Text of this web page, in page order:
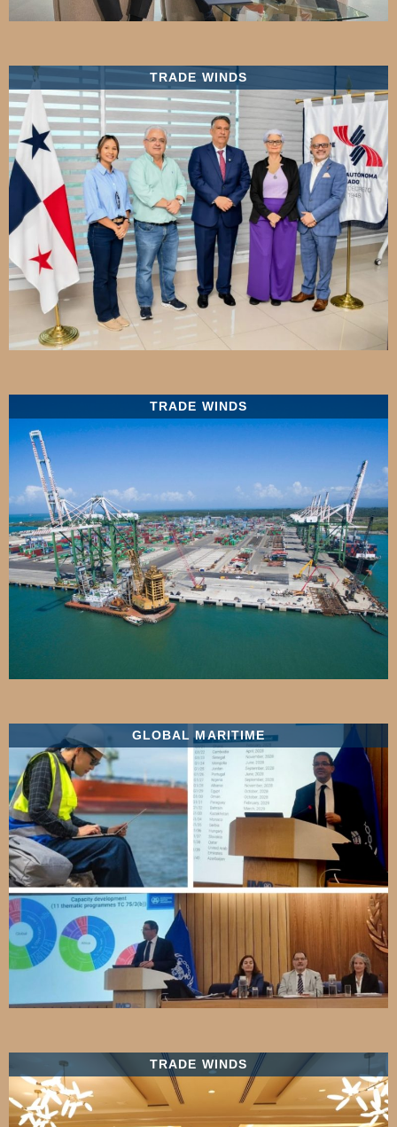
TRADE WINDS
TRADE WINDS
GLOBAL MARITIME
TRADE WINDS